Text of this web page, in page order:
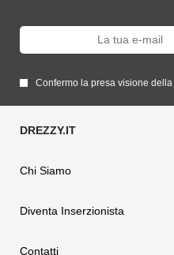
Confermo la presa visione della
Chi Siamo
Diventa Inserzionista
Contatti